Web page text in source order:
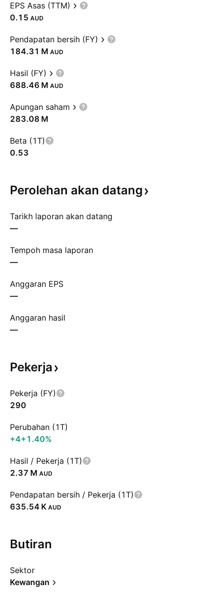
EPS Asas (TTM)
0.15 AUD
Pendapatan bersih (FY)
‪184.31 M‬ AUD
Hasil (FY)
‪688.46 M‬ AUD
Apungan saham
‪283.08 M‬
Beta (1T)
0.53
Perolehan akan datang
Tarikh laporan akan datang
—
Tempoh masa laporan
—
Anggaran EPS
—
Anggaran hasil
—
Pekerja
Pekerja (FY)
290
Perubahan (1T)
+4+1.40%
Hasil / Pekerja (1T)
‪2.37 M‬ AUD
Pendapatan bersih / Pekerja (1T)
‪635.54 K‬ AUD
Butiran
Sektor
Kewangan